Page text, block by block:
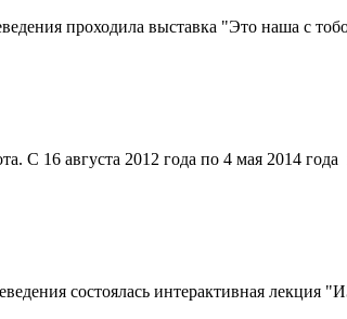
проходила выставка "Это наша с
16 августа 2012 года по 4 мая 2014 года
состоялась интерактивная